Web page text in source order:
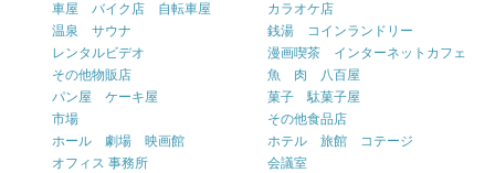
車屋 バイク店 自転車屋
カラオケ店
温泉 サウナ
銭湯 コインランドリー
レンタルビデオ
漫画喫茶 インターネットカフェ
その他物販店
魚 肉 八百屋
パン屋 ケーキ屋
菓子 駄菓子屋
市場
その他食品店
ホール 劇場 映画館
ホテル 旅館 コテージ
オフィス 事務所
会議室